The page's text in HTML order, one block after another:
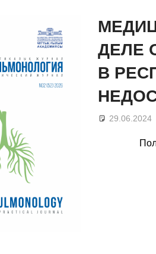
ДЕЛЕ
В
29.06.2024